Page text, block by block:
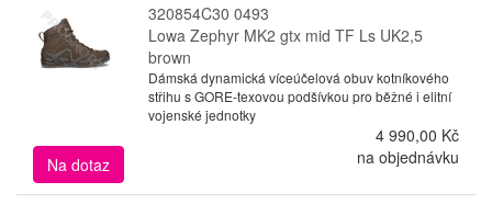
320854C30 0493
Lowa Zephyr MK2 gtx mid TF Ls UK2,5
brown
Dámská dynamická víceúčelová obuv kotníkového
střihu s GORE-texovou podšívkou pro běžné i elitní
vojenské jednotky
4 990,00 Kč
Na dotaz
na objednávku